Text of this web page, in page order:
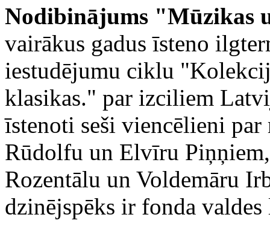
Nodibinājums "Mūzikas
vairākus gadus īsteno
iestudējumu ciklu
klasikas." par izciliem
īstenoti seši viencēlieni
Rūdolfu un Elvīru
Rozentālu un Voldemāru
dzinējspēks ir fonda